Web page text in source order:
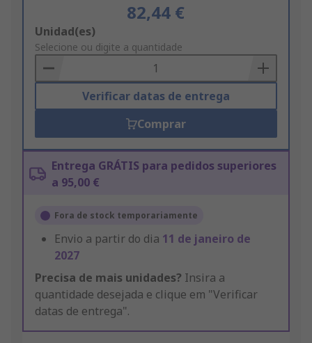
82,44 €
Add
to
Basket
Unidad(es)
Selecione ou digite a quantidade
Verificar datas de entrega
Comprar
Entrega GRÁTIS para pedidos superiores
a 95,00 €
Fora de stock temporariamente
Envio a partir do dia 11 de janeiro de
2027
Precisa de mais unidades? Insira a
quantidade desejada e clique em "Verificar
datas de entrega".